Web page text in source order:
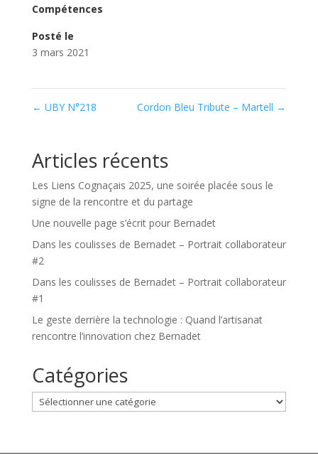
Compétences
Posté le
3 mars 2021
← UBY N°218 Cordon Bleu Tribute – Martell →
Articles récents
Les Liens Cognaçais 2025, une soirée placée sous le
signe de la rencontre et du partage
Une nouvelle page s’écrit pour Bernadet
Dans les coulisses de Bernadet – Portrait collaborateur
#2
Dans les coulisses de Bernadet – Portrait collaborateur
#1
Le geste derrière la technologie : Quand l’artisanat
rencontre l’innovation chez Bernadet
Catégories
Catégories